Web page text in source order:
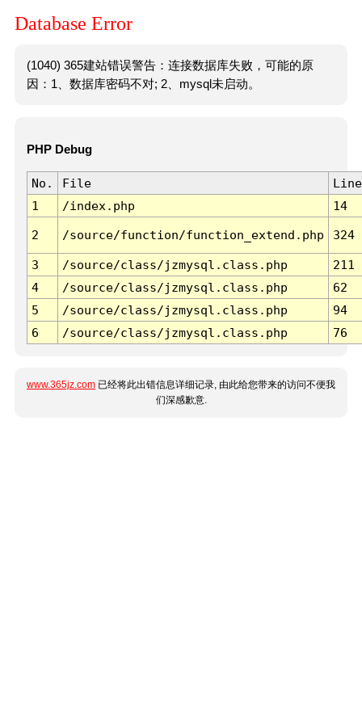
Database Error
(1040) 365建站错误警告：连接数据库失败，可能的原
因：1、数据库密码不对; 2、mysql未启动。
PHP Debug
No. File
Line
1
/index.php 14
2 /source/function/function_extend.php 324
3 /source/class/jzmysql.class.php
211
4
/source/class/jzmysql.class.php
62
5
/source/class/jzmysql.class.php
94
6
/source/class/jzmysql.class.php 76
www.365jz.com 已经将此出错信息详细记录, 由此给您带来的访问不便我
们深感歉意.